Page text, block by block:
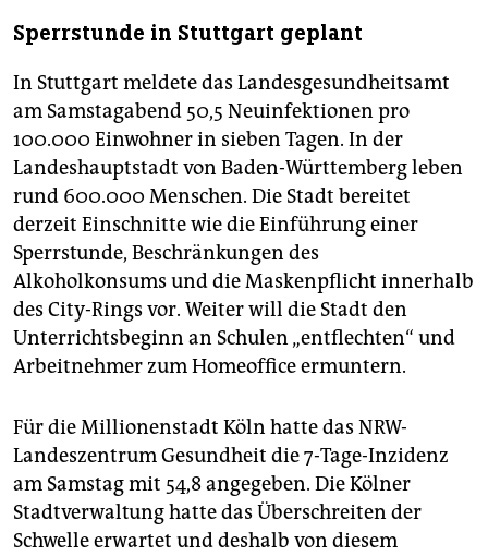
Sperrstunde in Stuttgart geplant
In Stuttgart meldete das Landesgesundheitsamt
am Samstagabend 50,5 Neuinfektionen pro
100.000 Einwohner in sieben Tagen. In der
Landeshauptstadt von Baden-Württemberg leben
rund 600.000 Menschen. Die Stadt bereitet
derzeit Einschnitte wie die Einführung einer
Sperrstunde, Beschränkungen des
Alkoholkonsums und die Maskenpflicht innerhalb
des City-Rings vor. Weiter will die Stadt den
Unterrichtsbeginn an Schulen „entflechten“ und
Arbeitnehmer zum Homeoffice ermuntern.
Für die Millionenstadt Köln hatte das NRW-
Landeszentrum Gesundheit die 7-Tage-Inzidenz
am Samstag mit 54,8 angegeben. Die Kölner
Stadtverwaltung hatte das Überschreiten der
Schwelle erwartet und deshalb von diesem